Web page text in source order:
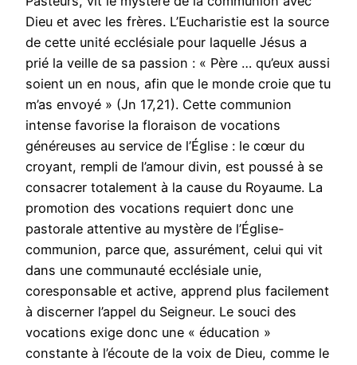
Dieu et avec les frères. L’Eucharistie est la source
de cette unité ecclésiale pour laquelle Jésus a
prié la veille de sa passion : « Père … qu’eux aussi
soient un en nous, afin que le monde croie que tu
m’as envoyé » (Jn 17,21). Cette communion
intense favorise la floraison de vocations
généreuses au service de l’Église : le cœur du
croyant, rempli de l’amour divin, est poussé à se
consacrer totalement à la cause du Royaume. La
promotion des vocations requiert donc une
pastorale attentive au mystère de l’Église-
communion, parce que, assurément, celui qui vit
dans une communauté ecclésiale unie,
coresponsable et active, apprend plus facilement
à discerner l’appel du Seigneur. Le souci des
vocations exige donc une « éducation »
constante à l’écoute de la voix de Dieu, comme le